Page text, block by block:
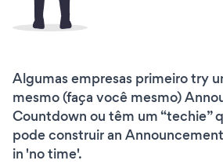
Algumas empresas primeiro try
mesmo (faça você mesmo)
Countdown ou têm um “techie”
pode construir an
in 'no time'.